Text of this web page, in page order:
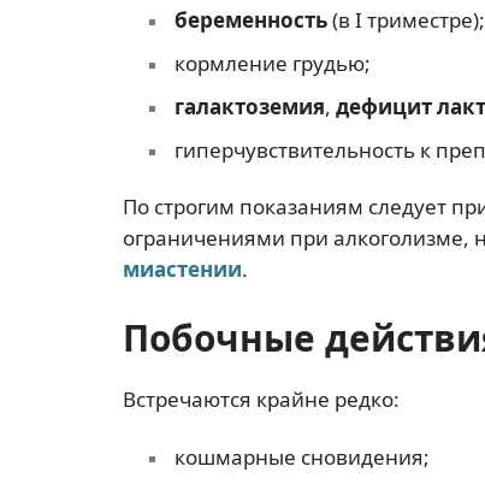
беременность(в I триместре);
кормление грудью;
галактоземия, дефицит
гиперчувствительность к
По строгим показаниям следует
ограничениями при
миастении.
Побочные
Встречаются крайне редко:
кошмарные сновидения;